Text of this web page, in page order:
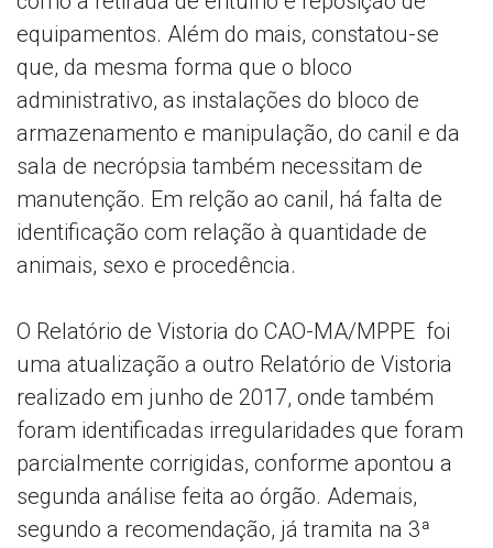
equipamentos. Além do mais, constatou-se
que, da mesma forma que o bloco
administrativo, as instalações do bloco de
armazenamento e manipulação, do canil e da
sala de necrópsia também necessitam de
manutenção. Em relção ao canil, há falta de
identificação com relação à quantidade de
animais, sexo e procedência.
O Relatório de Vistoria do CAO-MA/MPPE foi
uma atualização a outro Relatório de Vistoria
realizado em junho de 2017, onde também
foram identificadas irregularidades que foram
parcialmente corrigidas, conforme apontou a
segunda análise feita ao órgão. Ademais,
segundo a recomendação, já tramita na 3ª